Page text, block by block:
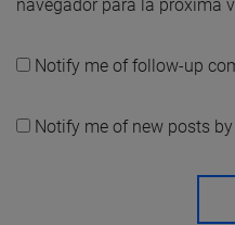
navegador para la próxima
Notify me of follow-up
Notify me of new posts